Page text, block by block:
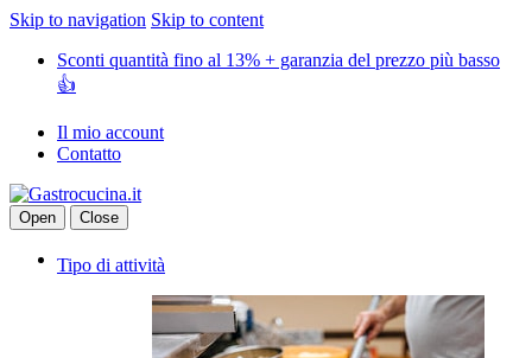
Skip to navigation Skip to content
Sconti quantità fino al 13% + garanzia del prezzo più basso
👍
Il mio account
Contatto
Open Close
Tipo di attività